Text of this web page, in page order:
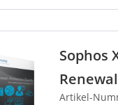
Sophos
Artikel-